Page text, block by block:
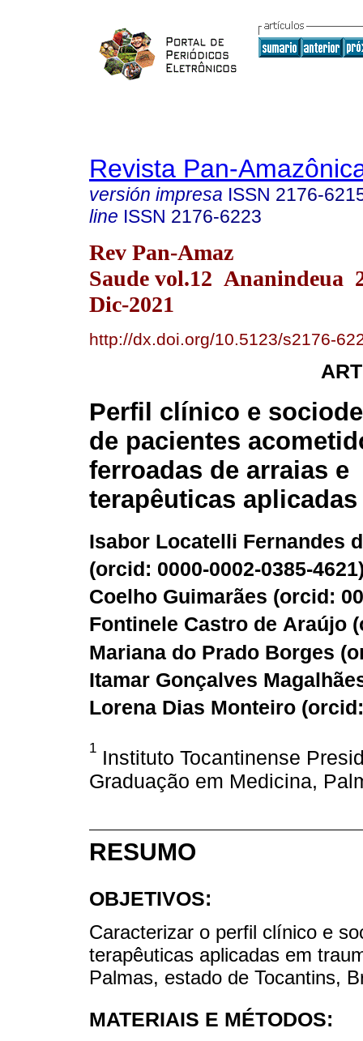
Revista Pan-
versión impresa ISSN 2176-
line ISSN 2176-6223
Rev Pan-Amaz
Saude vol.12 Ananindeua
Dic-2021
http://dx.doi.org/10.5123/s2176-
Perfil clínico e
de pacientes
ferroadas de arraias e
terapêuticas aplicadas
Isabor Locatelli Fernandes
(orcid: 0000-0002-0385-4621
Coelho Guimarães (orcid:
Fontinele Castro de Araújo (
Mariana do Prado Borges (
Itamar Gonçalves
Lorena Dias Monteiro (
1 Instituto Tocantinense
Graduação em Medicina,
RESUMO
OBJETIVOS:
Caracterizar o perfil clínico e
terapêuticas aplicadas em
Palmas, estado de Tocantins,
MATERIAIS E MÉTODOS: